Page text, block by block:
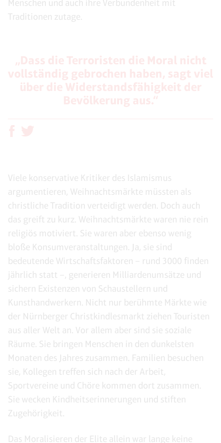
Menschen und auch ihre Verbundenheit mit
Traditionen zutage.
Viele konservative Kritiker des Islamismus
argumentieren, Weihnachtsmärkte müssten als
christliche Tradition verteidigt werden. Doch auch
das greift zu kurz. Weihnachtsmärkte waren nie rein
religiös motiviert. Sie waren aber ebenso wenig
bloße Konsumveranstaltungen. Ja, sie sind
bedeutende Wirtschaftsfaktoren – rund 3000 finden
jährlich statt –, generieren Milliardenumsätze und
sichern Existenzen von Schaustellern und
Kunsthandwerkern. Nicht nur berühmte Märkte wie
der Nürnberger Christkindlesmarkt ziehen Touristen
aus aller Welt an. Vor allem aber sind sie soziale
Räume. Sie bringen Menschen in den dunkelsten
Monaten des Jahres zusammen. Familien besuchen
sie, Kollegen treffen sich nach der Arbeit,
Sportvereine und Chöre kommen dort zusammen.
Sie wecken Kindheitserinnerungen und stiften
Zugehörigkeit.
Das Moralisieren der Elite allein war lange keine